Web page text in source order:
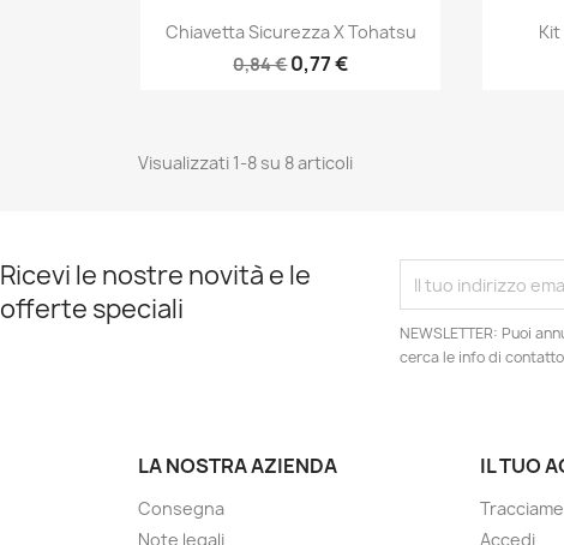
Anteprima
Chiavetta Sicurezza X Tohatsu
0,84 €0,77 €
Kit
Visualizzati 1-8 su 8 articoli
Ricevi le nostre novità e le
offerte speciali
NEWSLETTER: Puoi
cerca le info di
LA NOSTRA AZIENDA
Consegna
Note legali
IL TUO
Accedi